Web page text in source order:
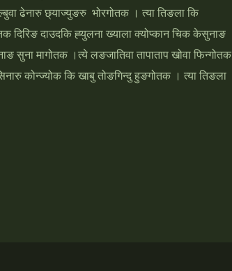
ढेनारु छ्‍याज्‍युङरु भोरगोतक । त्‍या तिङला कि
दिरिङ दाउदकि ह्‍युलना ख्‍याला क्‍योप्‍कान चिक केसुनाङ
सुना मागोतक ।त्‍ये लङजातिवा तापाताप खोवा फिन्‍गोतक
कोन्‍ज्‍योक कि खाबु तोङगिन्‍दु हुङगोतक । त्‍या तिङला